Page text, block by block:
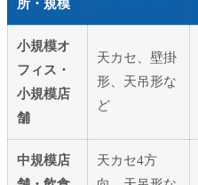
所・規模
小規模オ
フィス・
小規模店
舗
天カセ、壁掛
形、天吊形な
ど
中規模店
天カセ4方